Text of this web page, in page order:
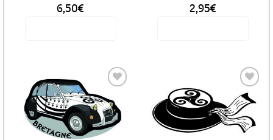
6,50€ 2,95€
Ajouter
aux
favoris
Ajouter
aux
favoris